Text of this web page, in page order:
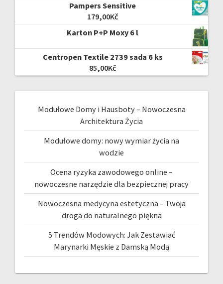
Pampers Sensitive
179,00Kč
Karton P+P Moxy 6 l
Centropen Textile 2739 sada 6 ks
85,00Kč
Modułowe Domy i Hausboty – Nowoczesna
Architektura Życia
Modułowe domy: nowy wymiar życia na
wodzie
Ocena ryzyka zawodowego online –
nowoczesne narzędzie dla bezpiecznej pracy
Nowoczesna medycyna estetyczna – Twoja
droga do naturalnego piękna
5 Trendów Modowych: Jak Zestawiać
Marynarki Męskie z Damską Modą